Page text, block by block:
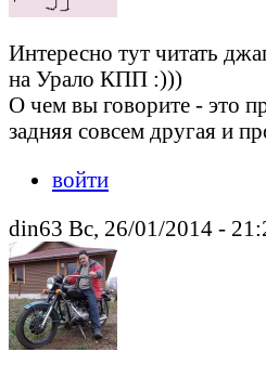
Интересно тут читать
на Урало КПП :)))
О чем вы говорите - это
задняя совсем другая и
войти
din63 Вс, 26/01/2014 -